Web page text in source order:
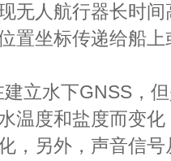
无人航行器长时
置坐标传递给船
立水下GNSS，
温度和盐度而变
，另外，声音信